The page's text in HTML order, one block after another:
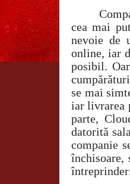
cea mai
nevoie de
online, iar
posibil.
se mai
iar livrarea
parte,
datorită
companie